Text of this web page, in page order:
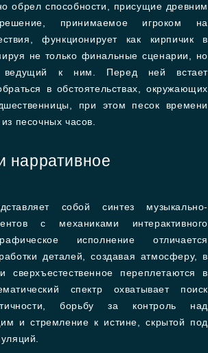
обрел способности, присущие древним
принимаемое игроком на
функционирует как кирпичик в
не только финальные сценарии, но
к ним. Перед ней встает
в обстоятельствах, окружающих
при этом песок времени
песочных часов.
нарративное
собой синтез музыкально-
с механиками интерактивного
исполнение отличается
деталей, создавая атмосферу, в
сверхъестественное переплетаются в
спектр охватывает поиск
борьбу за контроль над
и стремление к истине, скрытой под